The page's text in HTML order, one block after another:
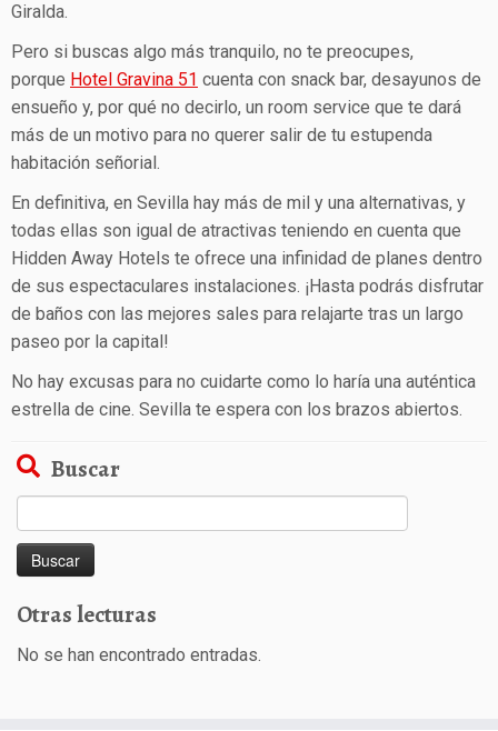
Giralda.
Pero si buscas algo más tranquilo, no te preocupes,
porque Hotel Gravina 51 cuenta con snack bar, desayunos de
ensueño y, por qué no decirlo, un room service que te dará
más de un motivo para no querer salir de tu estupenda
habitación señorial.
En definitiva, en Sevilla hay más de mil y una alternativas, y
todas ellas son igual de atractivas teniendo en cuenta que
Hidden Away Hotels te ofrece una infinidad de planes dentro
de sus espectaculares instalaciones. ¡Hasta podrás disfrutar
de baños con las mejores sales para relajarte tras un largo
paseo por la capital!
No hay excusas para no cuidarte como lo haría una auténtica
estrella de cine. Sevilla te espera con los brazos abiertos.
Buscar
Otras lecturas
No se han encontrado entradas.